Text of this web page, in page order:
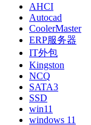
AHCI
Autocad
CoolerMaster
ERP服务器
IT外包
Kingston
NCQ
SATA3
SSD
win11
windows 11